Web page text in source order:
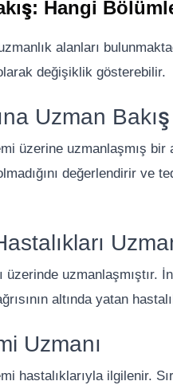
Hangi
alanları
değişiklik gösterebilir.
Uzman Bakış
üzerine uzmanlaşmış bir
değerlendirir ve
üzerinde uzmanlaşmıştır.
altında yatan
Uzmanı
hastalıklarıyla ilgilenir.